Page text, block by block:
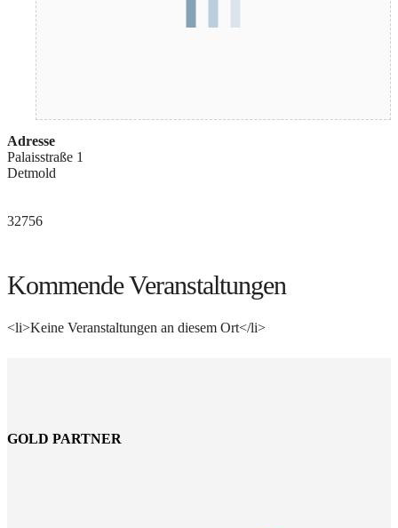
Adresse
Palaisstraße 1
Detmold
32756
Kommende Veranstaltungen
<li>Keine Veranstaltungen an diesem Ort</li>
GOLD PARTNER